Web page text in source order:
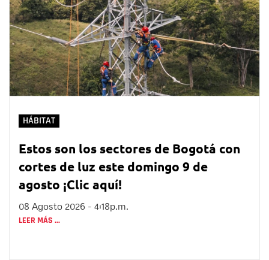
HÁBITAT
Estos son los sectores de Bogotá con
cortes de luz este domingo 9 de
agosto ¡Clic aquí!
08 Agosto 2026 - 4:18p.m.
LEER MÁS ...